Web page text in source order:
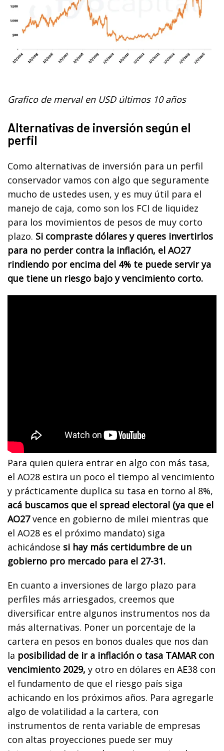
Grafico de merval en USD últimos 10 años
Alternativas de inversión según el
perfil
Como alternativas de inversión para un perfil
conservador vamos con algo que seguramente
mucho de ustedes usen, y es muy útil para el
manejo de caja, como son los FCI de liquidez
para los movimientos de pesos de muy corto
plazo. Si compraste dólares y queres invertirlos
para no perder contra la inflación, el AO27
rindiendo por encima del 4% te puede servir ya
que tiene un riesgo bajo y vencimiento corto.
Para quien quiera entrar en algo con más tasa,
el AO28 estira un poco el tiempo al vencimiento
y prácticamente duplica su tasa en torno al 8%,
acá buscamos que el spread electoral (ya que el
AO27vence en gobierno de milei mientras que
el AO28 es el próximo mandato) siga
achicándose si hay más certidumbre de un
gobierno pro mercado para el 27-31.
En cuanto a inversiones de largo plazo para
perfiles más arriesgados, creemos que
diversificar entre algunos instrumentos nos da
más alternativas. Poner un porcentaje de la
cartera en pesos en bonos duales que nos dan
la posibilidad de ir a inflación o tasa TAMAR con
vencimiento 2029, y otro en dólares en AE38 con
el fundamento de que el riesgo país siga
achicando en los próximos años. Para agregarle
algo de volatilidad a la cartera, con
instrumentos de renta variable de empresas
con altas proyecciones puede ser muy